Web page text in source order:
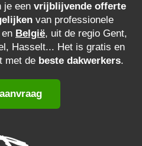
je een vrijblijvende offerte
van professionele
en België, uit de regio Gent,
Hasselt... Het is gratis en
met de beste dakwerkers.